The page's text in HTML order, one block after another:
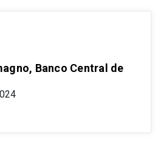
Banco Central de